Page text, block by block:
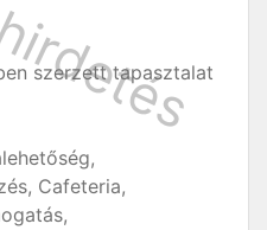
szerzett tapasztalat
Cafeteria,